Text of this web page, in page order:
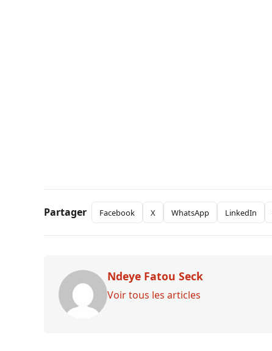
Partager Facebook X WhatsApp LinkedIn
Ndeye Fatou Seck
Voir tous les articles